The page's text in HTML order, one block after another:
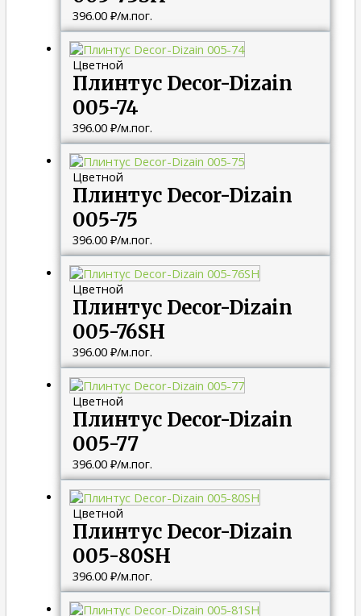
396.00 ₽/м.пог.
Цветной
Плинтус Decor-Dizain
005-74
396.00 ₽/м.пог.
Цветной
Плинтус Decor-Dizain
005-75
396.00 ₽/м.пог.
Цветной
Плинтус Decor-Dizain
005-76SH
396.00 ₽/м.пог.
Цветной
Плинтус Decor-Dizain
005-77
396.00 ₽/м.пог.
Цветной
Плинтус Decor-Dizain
005-80SH
396.00 ₽/м.пог.